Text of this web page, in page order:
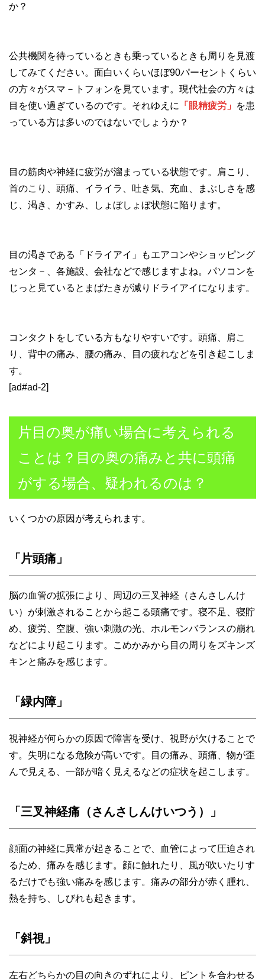
か？
公共機関を待っているときも乗っているときも周りを見渡
してみてください。面白いくらいほぼ90パーセントくらい
の方々がスマ－トフォンを見ています。現代社会の方々は
目を使い過ぎているのです。それゆえに
「眼精疲労」
を患
っている方は多いのではないでしょうか？
目の筋肉や神経に疲労が溜まっている状態です。肩こり、
首のこり、頭痛、イライラ、吐き気、充血、まぶしさを感
じ、渇き、かすみ、しょぼしょぼ状態に陥ります。
目の渇きである「ドライアイ」もエアコンやショッピング
センタ－、各施設、会社などで感じますよね。パソコンを
じっと見ているとまばたきが減りドライアイになります。
コンタクトをしている方もなりやすいです。頭痛、肩こ
り、背中の痛み、腰の痛み、目の疲れなどを引き起こしま
す。
[ad#ad-2]
片目の奥が痛い場合に考えられる
ことは？目の奥の痛みと共に頭痛
がする場合、疑われるのは？
いくつかの原因が考えられます。
「片頭痛」
脳の血管の拡張により、周辺の三叉神経（さんさしんけ
い）が刺激されることから起こる頭痛です。寝不足、寝貯
め、疲労、空腹、強い刺激の光、ホルモンバランスの崩れ
などにより起こります。こめかみから目の周りをズキンズ
キンと痛みを感じます。
「緑内障」
視神経が何らかの原因で障害を受け、視野が欠けることで
す。失明になる危険が高いです。目の痛み、頭痛、物が歪
んで見える、一部が暗く見えるなどの症状を起こします。
「三叉神経痛（さんさしんけいつう）」
顔面の神経に異常が起きることで、血管によって圧迫され
るため、痛みを感じます。顔に触れたり、風が吹いたりす
るだけでも強い痛みを感じます。痛みの部分が赤く腫れ、
熱を持ち、しびれも起きます。
「斜視」
左右どちらかの目の向きのずれにより、ピントを合わせる